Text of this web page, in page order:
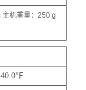
机重量：250 g
℉